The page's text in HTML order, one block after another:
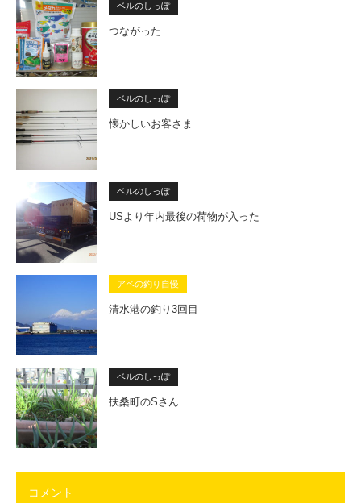
ベルのしっぽ
つながった
ベルのしっぽ
懐かしいお客さま
ベルのしっぽ
USより年内最後の荷物が入った
アベの釣り自慢
清水港の釣り3回目
ベルのしっぽ
扶桑町のSさん
コメント